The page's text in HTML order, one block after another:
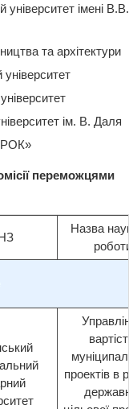
університет імені В.В.
та архітектури
ім. В. Даля
переможцями
Назва
роботи
вартістю
проектів в